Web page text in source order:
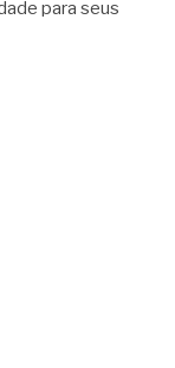
para seus